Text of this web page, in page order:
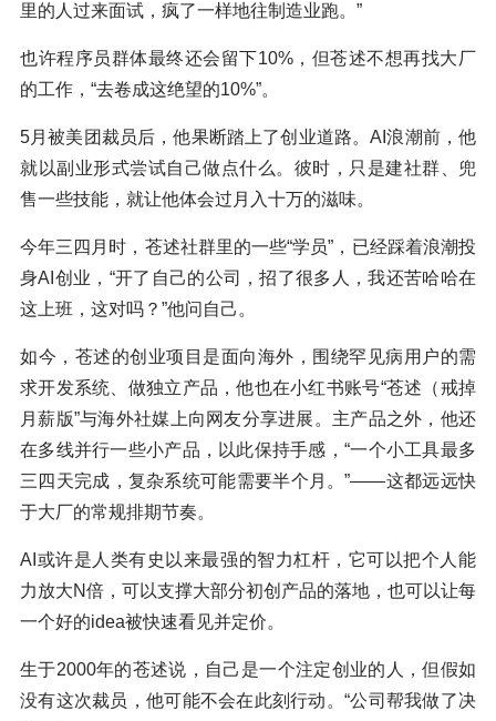
里的人过来面试，疯了一样地往制造业跑。”
也许程序员群体最终还会留下10%，但苍述不想再找大厂
的工作，“去卷成这绝望的10%”。
5月被美团裁员后，他果断踏上了创业道路。AI浪潮前，他
就以副业形式尝试自己做点什么。彼时，只是建社群、兜
售一些技能，就让他体会过月入十万的滋味。
今年三四月时，苍述社群里的一些“学员”，已经踩着浪潮投
身AI创业，“开了自己的公司，招了很多人，我还苦哈哈在
这上班，这对吗？”他问自己。
如今，苍述的创业项目是面向海外，围绕罕见病用户的需
求开发系统、做独立产品，他也在小红书账号“苍述（戒掉
月薪版”与海外社媒上向网友分享进展。主产品之外，他还
在多线并行一些小产品，以此保持手感，“一个小工具最多
三四天完成，复杂系统可能需要半个月。”——这都远远快
于大厂的常规排期节奏。
AI或许是人类有史以来最强的智力杠杆，它可以把个人能
力放大N倍，可以支撑大部分初创产品的落地，也可以让每
一个好的idea被快速看见并定价。
生于2000年的苍述说，自己是一个注定创业的人，但假如
没有这次裁员，他可能不会在此刻行动。“公司帮我做了决